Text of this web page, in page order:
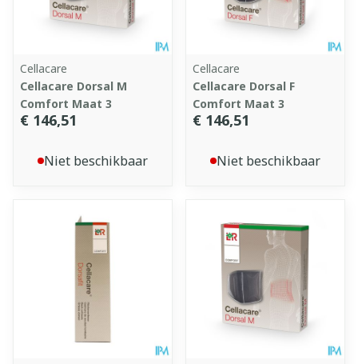
Cellacare
Cellacare Dorsal M
Comfort Maat 3
€ 146,51
Niet beschikbaar
Cellacare
Cellacare Dorsal F
Comfort Maat 3
€ 146,51
Niet beschikbaar